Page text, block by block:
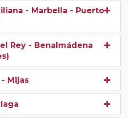
- Marbella - Puerto
Rey - Benalmádena
Mijas